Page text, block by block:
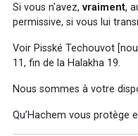
Si vous n'avez, vraiment,
permissive, si vous lui
Voir Pisské Techouvot
11, fin de la Halakha 19.
Nous sommes à votre
Qu’Hachem vous protège